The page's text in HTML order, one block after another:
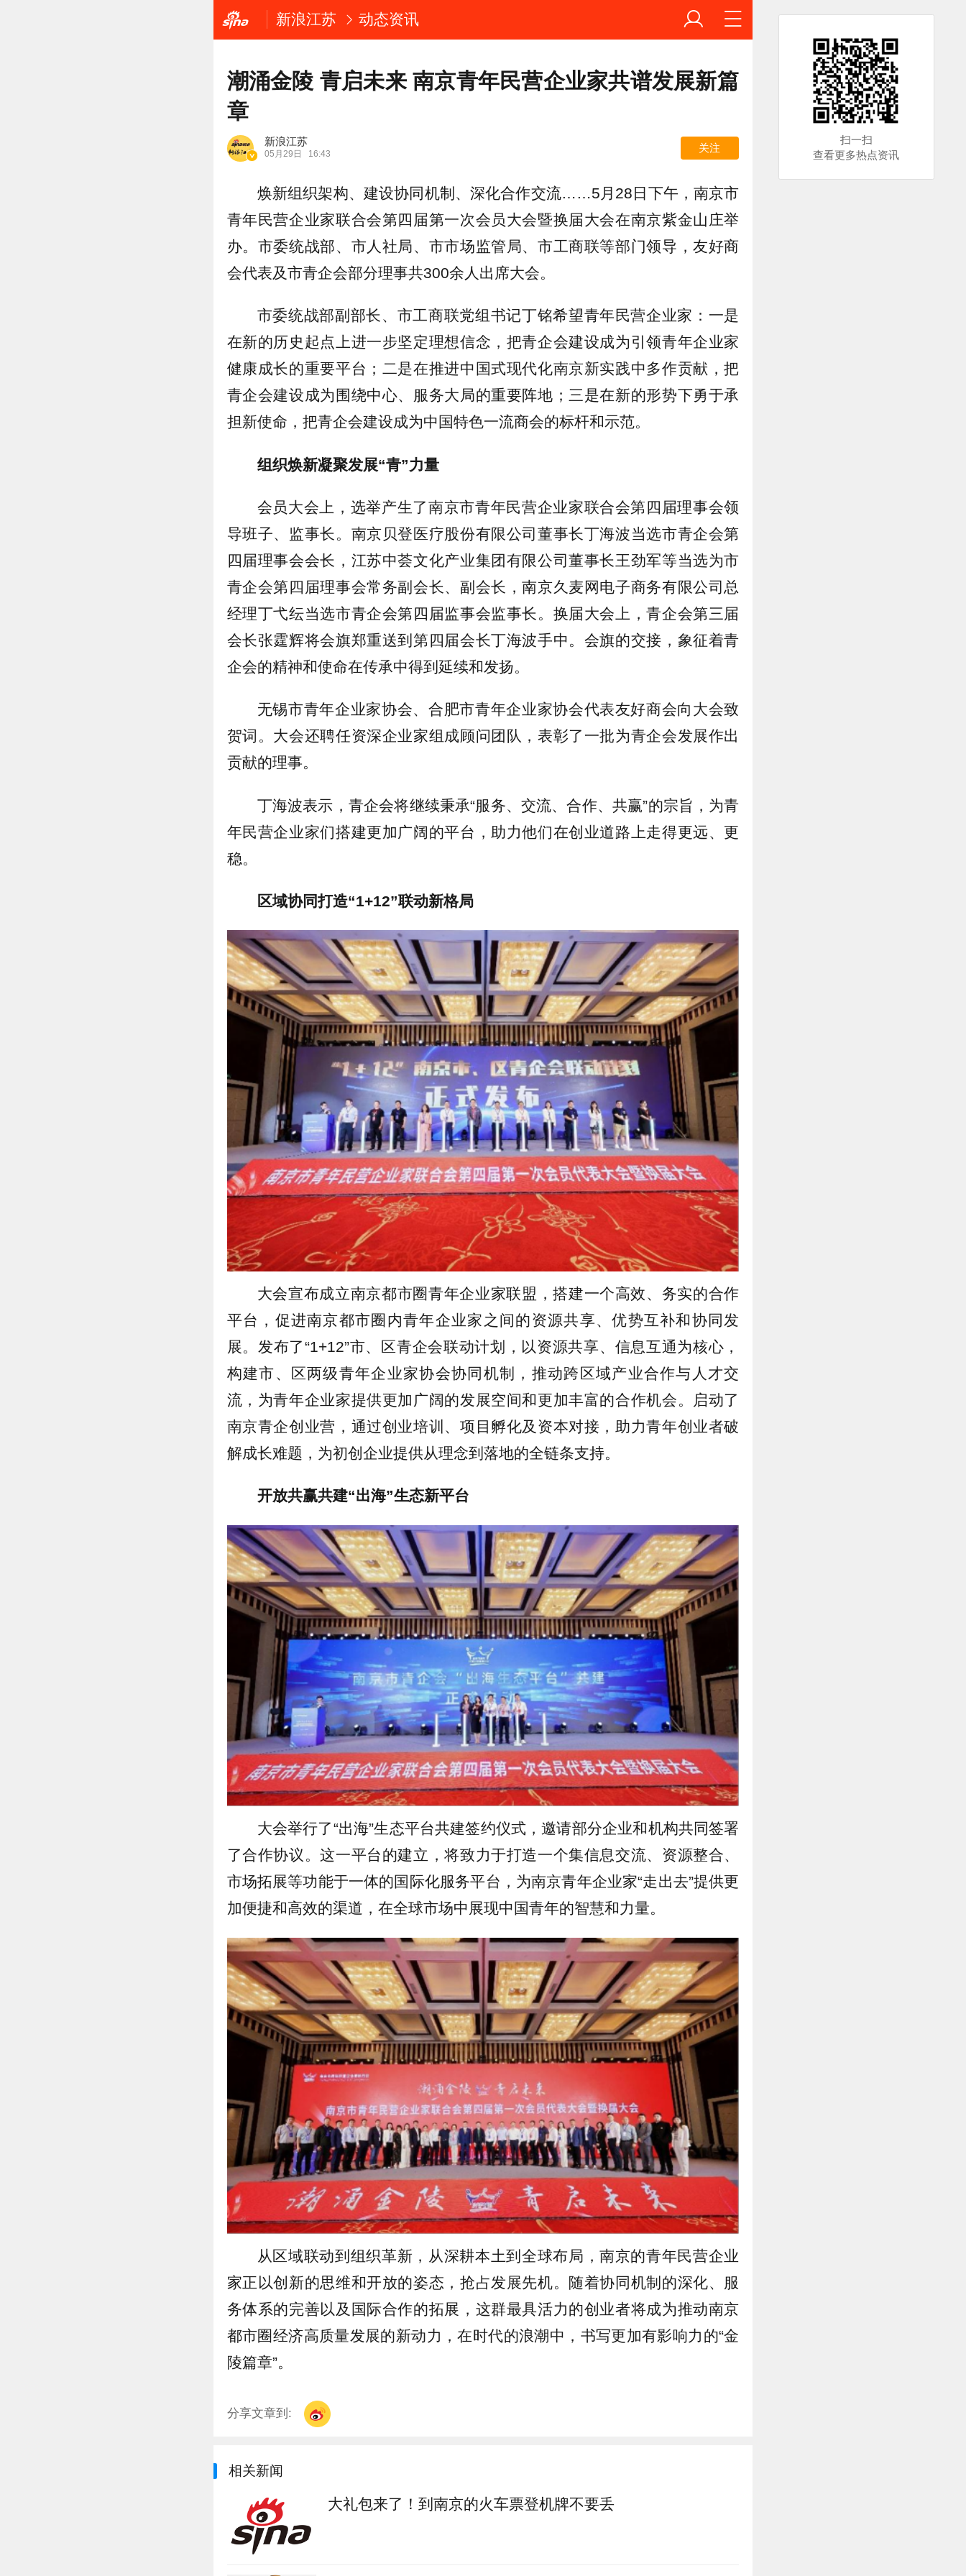
新浪江苏 动态资讯
潮涌金陵 青启未来 南京青年民营企业家共谱发展新篇
章
新浪江苏
05月29日 16:43
关注
焕新组织架构、建设协同机制、深化合作交流……5月28日下午，南京市
青年民营企业家联合会第四届第一次会员大会暨换届大会在南京紫金山庄举
办。市委统战部、市人社局、市市场监管局、市工商联等部门领导，友好商
会代表及市青企会部分理事共300余人出席大会。
市委统战部副部长、市工商联党组书记丁铭希望青年民营企业家：一是
在新的历史起点上进一步坚定理想信念，把青企会建设成为引领青年企业家
健康成长的重要平台；二是在推进中国式现代化南京新实践中多作贡献，把
青企会建设成为围绕中心、服务大局的重要阵地；三是在新的形势下勇于承
担新使命，把青企会建设成为中国特色一流商会的标杆和示范。
组织焕新凝聚发展“青”力量
会员大会上，选举产生了南京市青年民营企业家联合会第四届理事会领
导班子、监事长。南京贝登医疗股份有限公司董事长丁海波当选市青企会第
四届理事会会长，江苏中荟文化产业集团有限公司董事长王劲军等当选为市
青企会第四届理事会常务副会长、副会长，南京久麦网电子商务有限公司总
经理丁弋纭当选市青企会第四届监事会监事长。换届大会上，青企会第三届
会长张霆辉将会旗郑重送到第四届会长丁海波手中。会旗的交接，象征着青
企会的精神和使命在传承中得到延续和发扬。
无锡市青年企业家协会、合肥市青年企业家协会代表友好商会向大会致
贺词。大会还聘任资深企业家组成顾问团队，表彰了一批为青企会发展作出
贡献的理事。
丁海波表示，青企会将继续秉承“服务、交流、合作、共赢”的宗旨，为青
年民营企业家们搭建更加广阔的平台，助力他们在创业道路上走得更远、更
稳。
区域协同打造“1+12”联动新格局
大会宣布成立南京都市圈青年企业家联盟，搭建一个高效、务实的合作
平台，促进南京都市圈内青年企业家之间的资源共享、优势互补和协同发
展。发布了“1+12”市、区青企会联动计划，以资源共享、信息互通为核心，
构建市、区两级青年企业家协会协同机制，推动跨区域产业合作与人才交
流，为青年企业家提供更加广阔的发展空间和更加丰富的合作机会。启动了
南京青企创业营，通过创业培训、项目孵化及资本对接，助力青年创业者破
解成长难题，为初创企业提供从理念到落地的全链条支持。
开放共赢共建“出海”生态新平台
大会举行了“出海”生态平台共建签约仪式，邀请部分企业和机构共同签署
了合作协议。这一平台的建立，将致力于打造一个集信息交流、资源整合、
市场拓展等功能于一体的国际化服务平台，为南京青年企业家“走出去”提供更
加便捷和高效的渠道，在全球市场中展现中国青年的智慧和力量。
从区域联动到组织革新，从深耕本土到全球布局，南京的青年民营企业
家正以创新的思维和开放的姿态，抢占发展先机。随着协同机制的深化、服
务体系的完善以及国际合作的拓展，这群最具活力的创业者将成为推动南京
都市圈经济高质量发展的新动力，在时代的浪潮中，书写更加有影响力的“金
陵篇章”。
分享文章到:
相关新闻
大礼包来了！到南京的火车票登机牌不要丢
扫一扫
查看更多热点资讯